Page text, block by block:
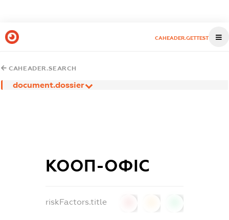
CAHEADER.GETTEST
CAHEADER.SEARCH
document.dossier
КООП-ОФІС
riskFactors.title